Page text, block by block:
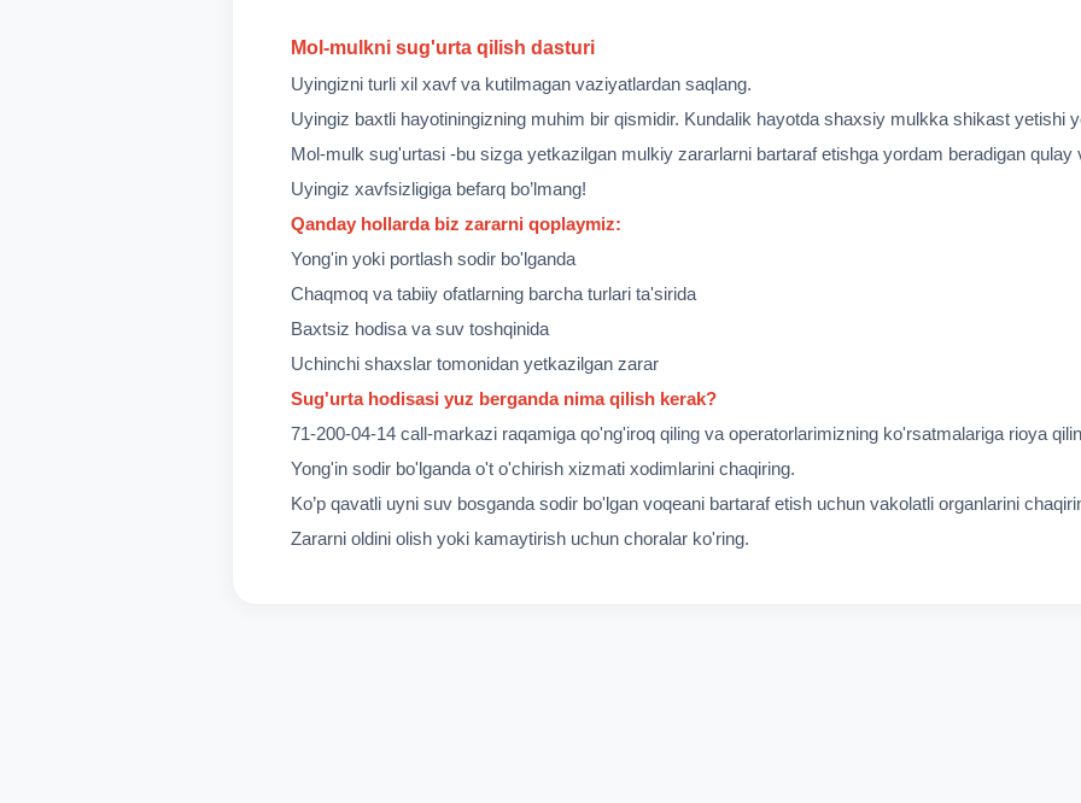
Mol-mulkni sug'urta qilish dasturi
Uyingizni turli xil xavf va kutilmagan vaziyatlardan saqlang.
Uyingiz baxtli hayotiningizning muhim bir qismidir. Kundalik hayotda shaxsiy mulkka shikast yetishi
Mol-mulk sug'urtasi -bu sizga yetkazilgan mulkiy zararlarni bartaraf etishga yordam beradigan qulay
Uyingiz xavfsizligiga befarq bo’lmang!
Qanday hollarda biz zararni qoplaymiz:
Yong'in yoki portlash sodir bo'lganda
Chaqmoq va tabiiy ofatlarning barcha turlari ta'sirida
Baxtsiz hodisa va suv toshqinida
Uchinchi shaxslar tomonidan yetkazilgan zarar
Sug'urta hodisasi yuz berganda nima qilish kerak?
71-200-04-14 call-markazi raqamiga qo'ng'iroq qiling va operatorlarimizning ko'rsatmalariga rioya
Yong'in sodir bo'lganda o't o'chirish xizmati xodimlarini chaqiring.
Ko’p qavatli uyni suv bosganda sodir bo'lgan voqeani bartaraf etish uchun vakolatli organlarini
Zararni oldini olish yoki kamaytirish uchun choralar ko'ring.